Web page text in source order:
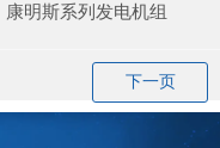
康明斯系列发电机组
下一页